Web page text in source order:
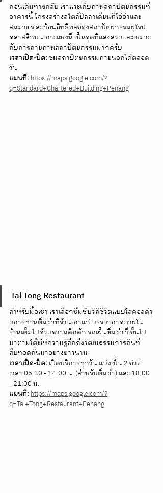
ก่อนเดินทางกลับ เราแวะเก็บภาพสถาปัตยกรรมที่
อาคารนี้ โครงสร้างสไตล์ปัลลาเดียนที่โอ่อ่าและ
สมมาตร สะท้อนอิทธิพลของสถาปัตยกรรมยุโรป
คลาสสิกบนเกาะแห่งนี้ เป็นจุดที่แสงสวยและเหมาะ
กับการถ่ายภาพสถาปัตยกรรมมากครับ
เวลาเปิด-ปิด: ชมสถาปัตยกรรมภายนอกได้ตลอด
วัน
แผนที่:https://maps.google.com/?
q=Standard+Chartered+Building+Penang
Tai Tong Restaurant
สำหรับมื้อเช้า เราเลือกซึมซับวิถีชีวิตแบบโลคอลด้ว
ยการทานติ่มซำที่ร้านเก่าแก่ บรรยากาศภายใน
ร้านเต็มไปด้วยความคึกคัก รถเข็นติ่มซำที่เข็นไป
มาตามโต๊ะให้ความรู้สึกถึงวัฒนธรรมการกินที่
สืบทอดกันมาอย่างยาวนาน
เวลาเปิด-ปิด: เปิดบริการทุกวัน แบ่งเป็น 2 ช่วง
เวลา 06:30 - 14:00 น. (สำหรับติ่มซำ) และ 18:00
- 21:00 น.
แผนที่:https://maps.google.com/?
q=Tai+Tong+Restaurant+Penang